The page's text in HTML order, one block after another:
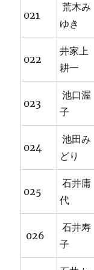
021
荒木み
ゆき
022
井家上
耕一
023
池口渥
子
024
池田み
どり
025
石井庸
代
026
石井寿
子